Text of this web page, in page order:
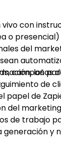
con
o
del
campañas
de
los
papel de
del
de trabajo
generación y
de